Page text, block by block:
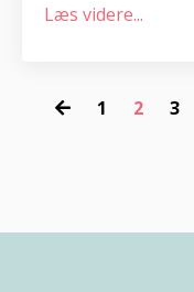
Læs videre...
1 2 3